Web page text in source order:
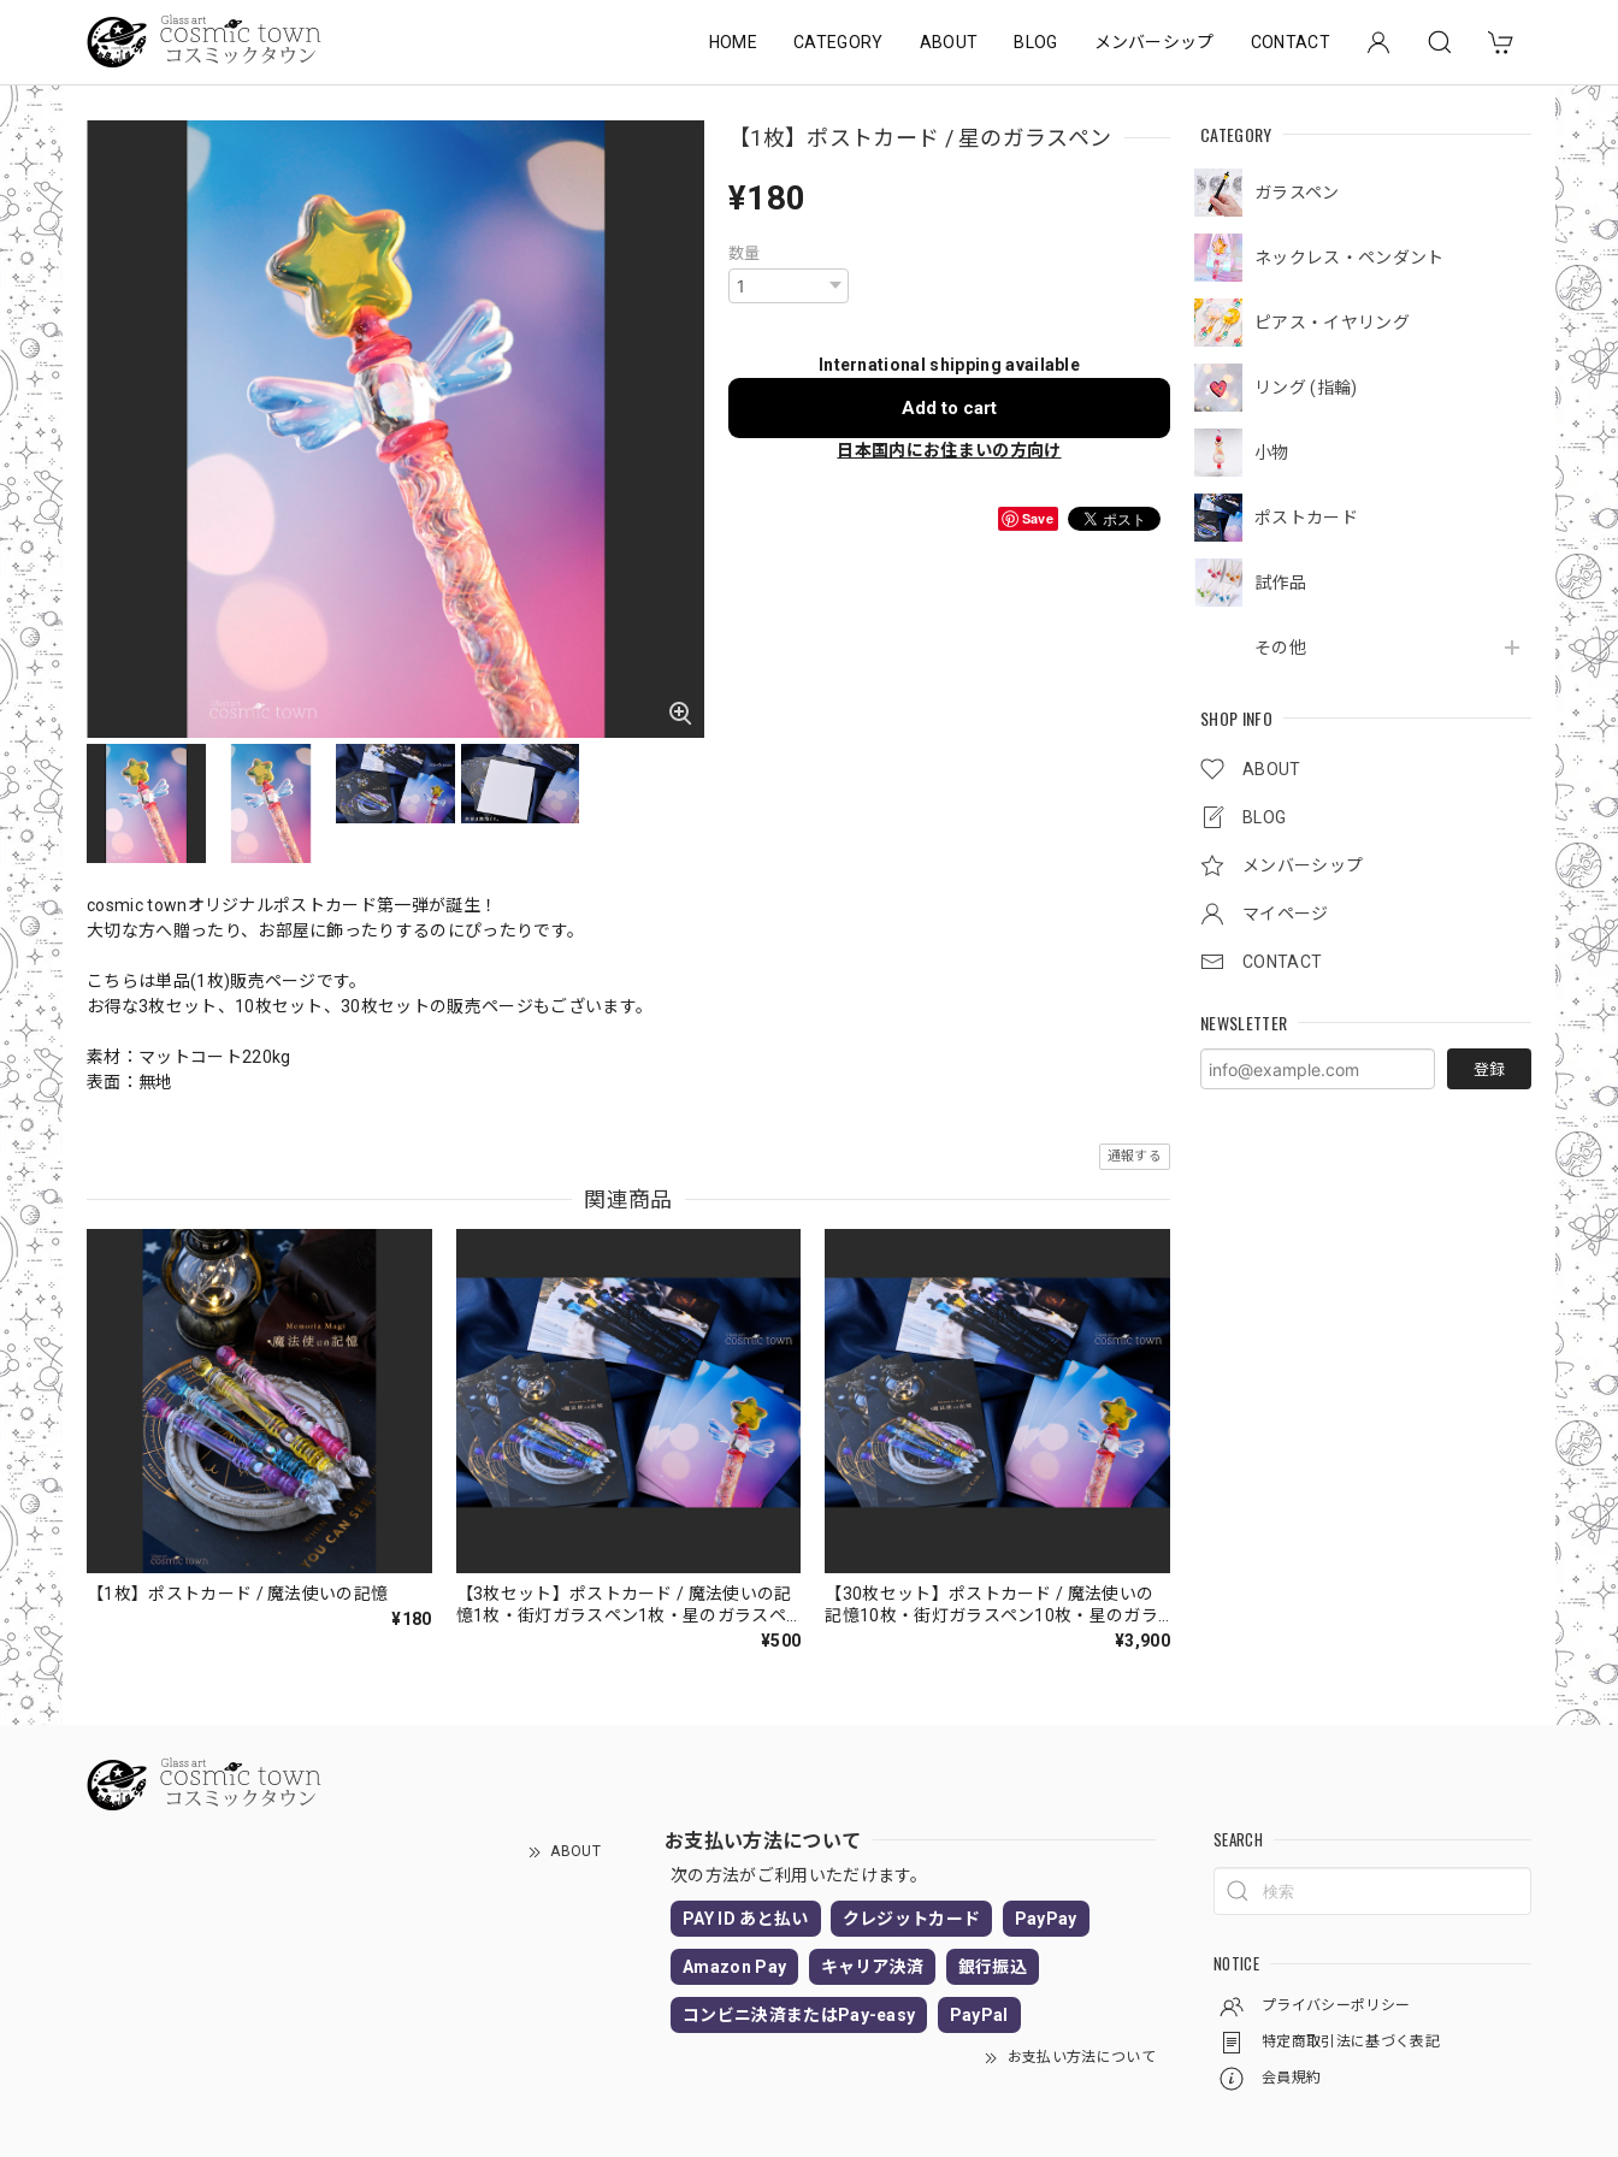
HOME CATEGORY ABOUT BLOG メンバーシップ CONTACT
CATEGORY
ガラスペン
ネックレス・ペンダント
ピアス・イヤリング
リング (指輪)
小物
ポストカード
試作品
その他
SHOP INFO
ABOUT
BLOG
メンバーシップ
マイページ
CONTACT
NEWSLETTER
登録
【1枚】ポストカード / 星のガラスペン
¥180
数量
International shipping available
Add to cart
日本国内にお住まいの方向け
Save
cosmic townオリジナルポストカード第一弾が誕生！
大切な方へ贈ったり、お部屋に飾ったりするのにぴったりです。
こちらは単品(1枚)販売ページです。
お得な3枚セット、10枚セット、30枚セットの販売ページもございます。
素材：マットコート220kg
表面：無地
通報する
関連商品
【1枚】ポストカード / 魔法使いの記憶
¥180
【3枚セット】ポストカード / 魔法使いの記
憶1枚・街灯ガラスペン1枚・星のガラスペ
¥500
【30枚セット】ポストカード / 魔法使いの
記憶10枚・街灯ガラスペン10枚・星のガラ
¥3,900
ABOUT お支払い方法について
次の方法がご利用いただけます。
PAY ID あと払い クレジットカード PayPay
Amazon Pay キャリア決済 銀行振込
コンビニ決済またはPay-easy PayPal
お支払い方法について
SEARCH
NOTICE
プライバシーポリシー
特定商取引法に基づく表記
会員規約